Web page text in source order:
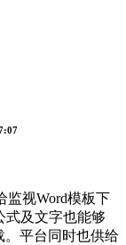
视Word模板下
式及文字也能够
。平台同时也供给